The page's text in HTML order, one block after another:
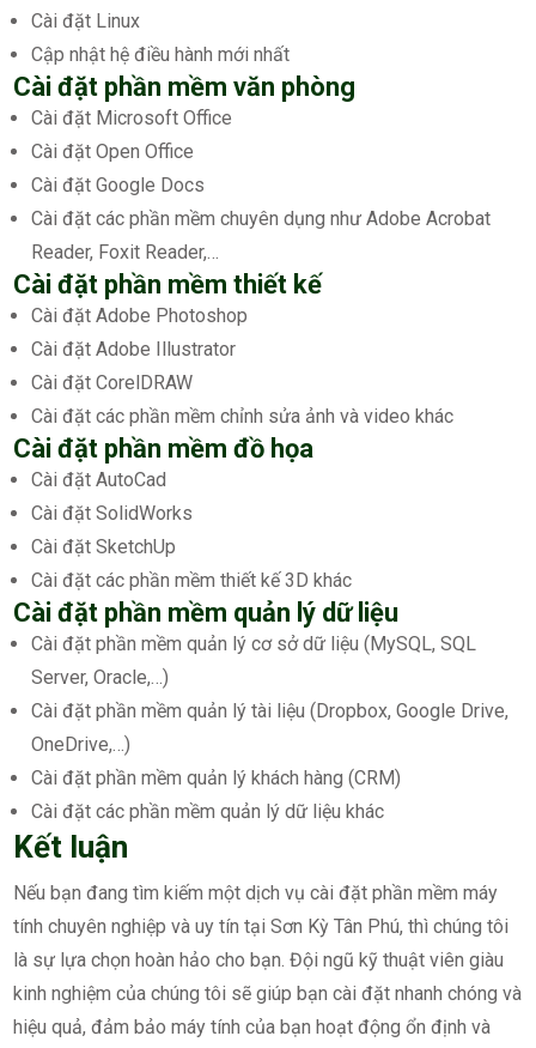
Cài đặt Linux
Cập nhật hệ điều hành mới nhất
Cài đặt phần mềm văn phòng
Cài đặt Microsoft Office
Cài đặt Open Office
Cài đặt Google Docs
Cài đặt các phần mềm chuyên dụng như Adobe Acrobat
Reader, Foxit Reader,…
Cài đặt phần mềm thiết kế
Cài đặt Adobe Photoshop
Cài đặt Adobe Illustrator
Cài đặt CorelDRAW
Cài đặt các phần mềm chỉnh sửa ảnh và video khác
Cài đặt phần mềm đồ họa
Cài đặt AutoCad
Cài đặt SolidWorks
Cài đặt SketchUp
Cài đặt các phần mềm thiết kế 3D khác
Cài đặt phần mềm quản lý dữ liệu
Cài đặt phần mềm quản lý cơ sở dữ liệu (MySQL, SQL
Server, Oracle,…)
Cài đặt phần mềm quản lý tài liệu (Dropbox, Google Drive,
OneDrive,…)
Cài đặt phần mềm quản lý khách hàng (CRM)
Cài đặt các phần mềm quản lý dữ liệu khác
Kết luận
Nếu bạn đang tìm kiếm một dịch vụ cài đặt phần mềm máy
tính chuyên nghiệp và uy tín tại Sơn Kỳ Tân Phú, thì chúng tôi
là sự lựa chọn hoàn hảo cho bạn. Đội ngũ kỹ thuật viên giàu
kinh nghiệm của chúng tôi sẽ giúp bạn cài đặt nhanh chóng và
hiệu quả, đảm bảo máy tính của bạn hoạt động ổn định và